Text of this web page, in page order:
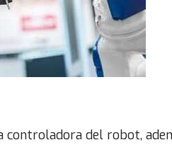
controladora del robot,